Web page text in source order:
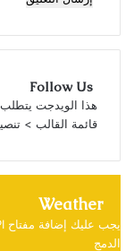
Follow Us
هذا الويدجت يتطلب
قائمة القالب >
Weather
الدمج